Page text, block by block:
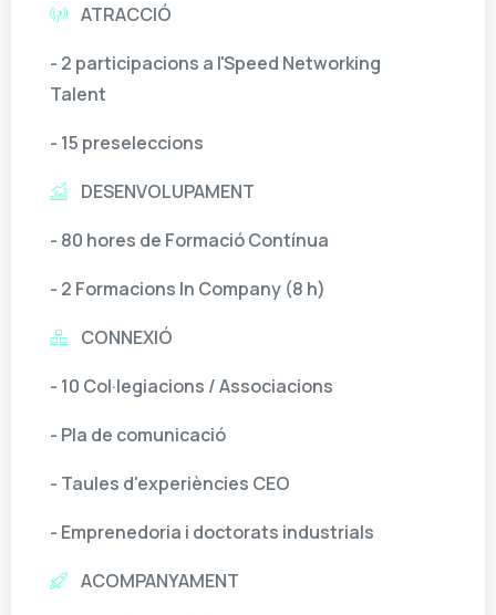
ATRACCIÓ
- 2 participacions a l'Speed Networking
Talent
- 15 preseleccions
DESENVOLUPAMENT
- 80 hores de Formació Contínua
- 2 Formacions In Company (8 h)
CONNEXIÓ
- 10 Col·legiacions / Associacions
- Pla de comunicació
- Taules d'experiències CEO
- Emprenedoria i doctorats industrials
ACOMPANYAMENT